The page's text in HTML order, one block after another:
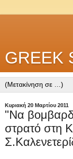
GREEK
Κυριακή 20 Μαρτίου 2011
"Να
στρατό στη